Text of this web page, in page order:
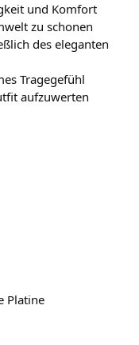
und Komfort
zu schonen
des eleganten
Tragegefühl
aufzuwerten
Platine